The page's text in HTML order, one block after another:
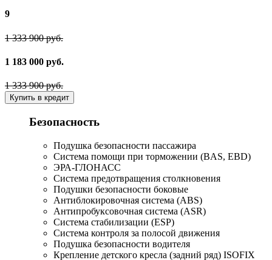
9
1 333 900 руб.
1 183 000 руб.
1 333 900 руб.
Купить в кредит
Безопасность
Подушка безопасности пассажира
Система помощи при торможении (BAS, EBD)
ЭРА-ГЛОНАСС
Система предотвращения столкновения
Подушки безопасности боковые
Антиблокировочная система (ABS)
Антипробуксовочная система (ASR)
Система стабилизации (ESP)
Система контроля за полосой движения
Подушка безопасности водителя
Крепление детского кресла (задний ряд) ISOFIX